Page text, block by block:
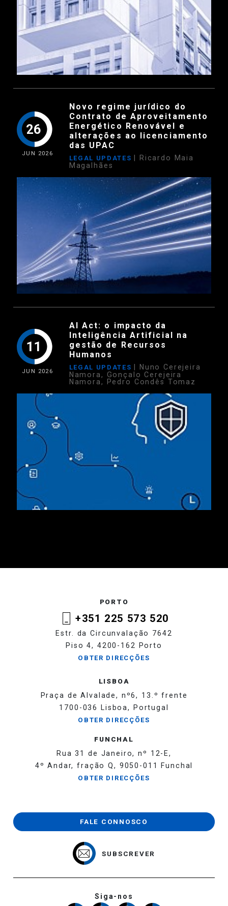
26
JUN 2026
Novo regime jurídico do
Contrato de Aproveitamento
Energético Renovável e
alterações ao licenciamento
das UPAC
LEGAL UPDATES
| Ricardo Maia
Magalhães
11
JUN 2026
AI Act: o impacto da
Inteligência Artificial na
gestão de Recursos
Humanos
LEGAL UPDATES | Nuno Cerejeira
Namora, Gonçalo Cerejeira
Namora, Pedro Condês Tomaz
PORTO
+351 225 573 520
Estr. da Circunvalação 7642
Piso 4, 4200-162 Porto
OBTER DIRECÇÕES
LISBOA
Praça de Alvalade, nº6, 13.º frente
1700-036 Lisboa, Portugal
OBTER DIRECÇÕES
FUNCHAL
Rua 31 de Janeiro, nº 12-E,
4º Andar, fração Q, 9050-011 Funchal
OBTER DIRECÇÕES
FALE CONNOSCO
SUBSCREVER
Siga-nos